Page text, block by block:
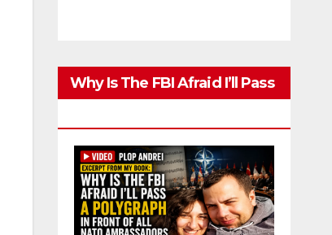
Why Is The FBI Afraid I’ll Pass